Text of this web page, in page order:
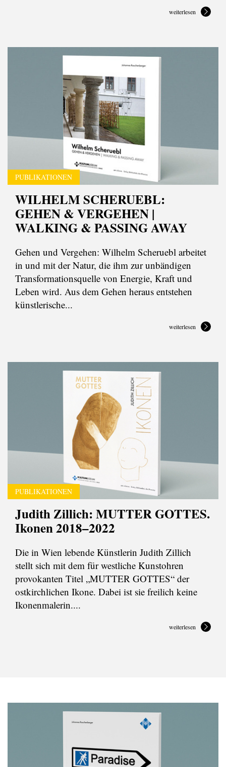
weiterlesen
PUBLIKATIONEN
WILHELM SCHERUEBL:
GEHEN & VERGEHEN |
WALKING & PASSING AWAY
Gehen und Vergehen: Wilhelm Scheruebl arbeitet
in und mit der Natur, die ihm zur unbändigen
Transformationsquelle von Energie, Kraft und
Leben wird. Aus dem Gehen heraus entstehen
künstlerische...
weiterlesen
PUBLIKATIONEN
Judith Zillich: MUTTER GOTTES.
Ikonen 2018–2022
Die in Wien lebende Künstlerin Judith Zillich
stellt sich mit dem für westliche Kunstohren
provokanten Titel „MUTTER GOTTES“ der
ostkirchlichen Ikone. Dabei ist sie freilich keine
Ikonenmalerin....
weiterlesen